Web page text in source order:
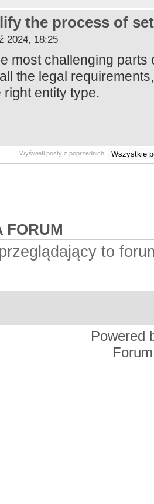
the process of
2024, 18:25
most challenging
the legal
entity type.
Wyświetl posty z poprzednich:
FORUM
to
Powered